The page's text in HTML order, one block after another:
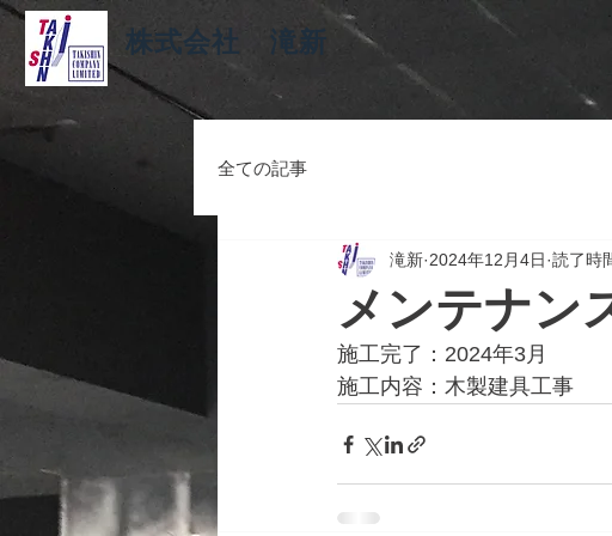
株式会社 滝新
全ての記事
メンテナン
滝新 2024年12月4日 読了時
施工完了：2024年3月
施工内容：木製建具工事